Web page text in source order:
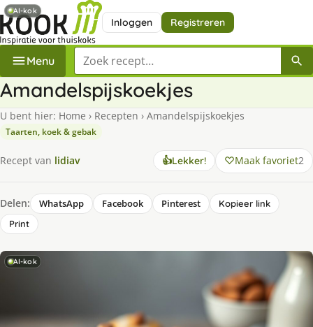
Inloggen Registreren
Menu Zoek een recept
Amandelspijskoekjes
U bent hier: Home › Recepten › Amandelspijskoekjes
Taarten, koek & gebak
Recept van lidiav 👍Lekker! Maak favoriet2
Delen: WhatsApp Facebook Pinterest
Kopieer link
Print
AI-kok
AI-kok